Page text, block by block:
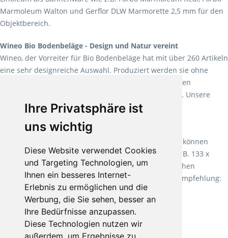
Ihre Privatsphäre ist
uns wichtig
Diese Website verwendet Cookies
und Targeting Technologien, um
Ihnen ein besseres Internet-
Erlebnis zu ermöglichen und die
Werbung, die Sie sehen, besser an
Ihre Bedürfnisse anzupassen.
Diese Technologien nutzen wir
außerdem, um Ergebnisse zu
Marmoleum Walton und Gerflor DLW Marmorette 2,5 mm für den
Objektbereich.
Wineo Bio Bodenbeläge - Design und Natur vereint
Wineo, der Vorreiter für Bio Bodenbeläge hat mit über 260 Artikeln
eine sehr designreiche Auswahl. Produziert werden sie ohne
Weichmacher und Lösungsmittel. Mit allen verfügbaren
Verlegearten ist er für jegliche Bauvorhaben attraktiv. Unsere
Empfehlung:Wineo 1000 Multi Layer XXL.
Teppiche für ein angenehmes Laufgefühl
machen es schon lange vor. Sie können
Teppich in Ihrem gewünschten Sondermaß kaufen, z.B. 133 x
60cm. Vor allem in Schlafzimmern aufgrund der weichen
Oberfläche ein sehr beliebter Zusatzboden. Unsere Empfehlung:
Fletco Fluffy und Fletco Hermelin